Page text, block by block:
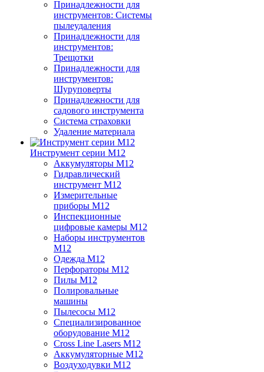
Принадлежности для
инструментов: Системы
пылеудаления
Принадлежности для
инструментов:
Трещотки
Принадлежности для
инструментов:
Шуруповерты
Принадлежности для
садового инструмента
Система страховки
Удаление материала
Инструмент серии M12
Аккумуляторы M12
Гидравлический
инструмент M12
Измерительные
приборы M12
Инспекционные
цифровые камеры M12
Наборы инструментов
M12
Одежда M12
Перфораторы M12
Пилы M12
Полировальные
машины
Пылесосы M12
Специализированное
оборудование M12
Cross Line Lasers M12
Аккумуляторные M12
Воздуходувки M12